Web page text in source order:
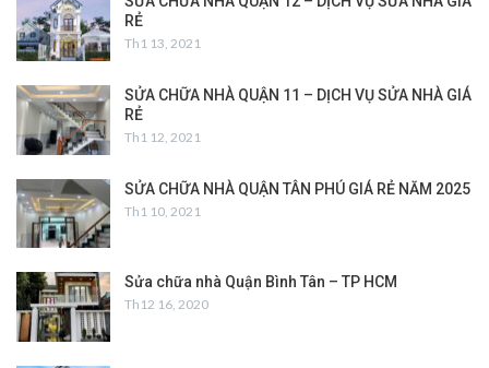
RẺ
Th1 13, 2021
SỬA CHỮA NHÀ QUẬN 11 – DỊCH VỤ SỬA NHÀ GIÁ
RẺ
Th1 12, 2021
SỬA CHỮA NHÀ QUẬN TÂN PHÚ GIÁ RẺ NĂM 2025
Th1 10, 2021
Sửa chữa nhà Quận Bình Tân – TP HCM
Th12 16, 2020